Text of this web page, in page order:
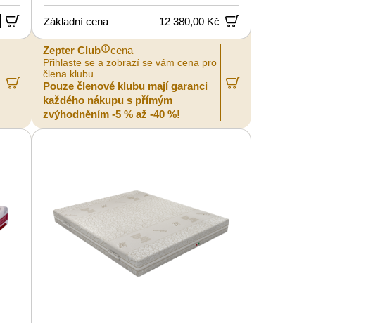
Základní cena 12 380,00 Kč
Zepter Club cena
Přihlaste se a zobrazí se vám cena pro
člena klubu.
Pouze členové klubu mají garanci
každého nákupu s přímým
zvýhodněním -5 % až -40 %!